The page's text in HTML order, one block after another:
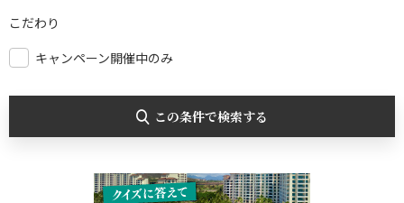
こだわり
キャンペーン開催中のみ
この条件で検索する